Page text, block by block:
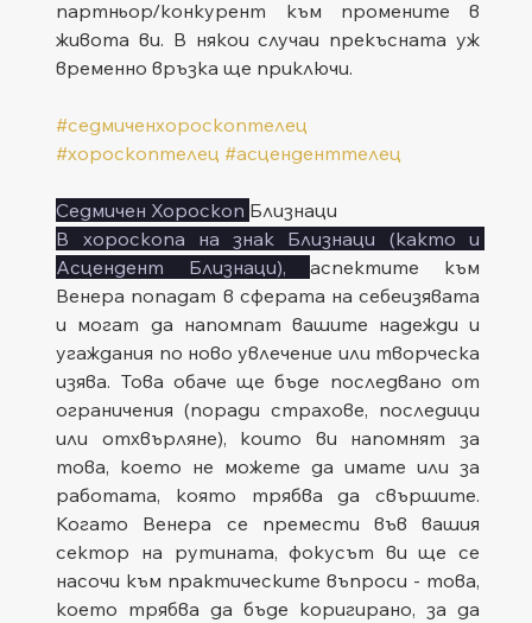
партньор/конкурент към промените в
живота ви. В някои случаи прекъсната уж
временно връзка ще приключи.
#седмиченхороскоптелец
#хороскоптелец #асценденттелец
Седмичен Хороскоп Близнаци
В хороскопа на знак Близнаци (както и
Асцендент Близнаци), аспектите към
Венера попадат в сферата на себеизявата
и могат да напомпат вашите надежди и
угаждания по ново увлечение или творческа
изява. Това обаче ще бъде последвано от
ограничения (поради страхове, последици
или отхвърляне), които ви напомнят за
това, което не можете да имате или за
работата, която трябва да свършите.
Когато Венера се премести във вашия
сектор на рутината, фокусът ви ще се
насочи към практическите въпроси - това,
което трябва да бъде коригирано, за да